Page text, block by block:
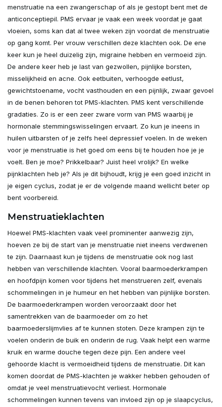
menstruatie na een zwangerschap of als je gestopt bent met de
anticonceptiepil. PMS ervaar je vaak een week voordat je gaat
vloeien, soms kan dat al twee weken zijn voordat de menstruatie
op gang komt. Per vrouw verschillen deze klachten ook. De ene
keer kun je heel duizelig zijn, migraine hebben en vermoeid zijn.
De andere keer heb je last van gezwollen, pijnlijke borsten,
misselijkheid en acne. Ook eetbuiten, verhoogde eetlust,
gewichtstoename, vocht vasthouden en een pijnlijk, zwaar gevoel
in de benen behoren tot PMS-klachten. PMS kent verschillende
gradaties. Zo is er een zeer zware vorm van PMS waarbij je
hormonale stemmingswisselingen ervaart. Zo kun je ineens in
huilen uitbarsten of je zelfs heel depressief voelen. In de weken
voor je menstruatie is het goed om eens bij te houden hoe je je
voelt. Ben je moe? Prikkelbaar? Juist heel vrolijk? En welke
pijnklachten heb je? Als je dit bijhoudt, krijg je een goed inzicht in
je eigen cyclus, zodat je er de volgende maand wellicht beter op
bent voorbereid.
Menstruatieklachten
Hoewel PMS-klachten vaak veel prominenter aanwezig zijn,
hoeven ze bij de start van je menstruatie niet ineens verdwenen
te zijn. Daarnaast kun je tijdens de menstruatie ook nog last
hebben van verschillende klachten. Vooral baarmoederkrampen
en hoofdpijn komen voor tijdens het menstrueren zelf, evenals
schommelingen in je humeur en het hebben van pijnlijke borsten.
De baarmoederkrampen worden veroorzaakt door het
samentrekken van de baarmoeder om zo het
baarmoederslijmvlies af te kunnen stoten. Deze krampen zijn te
voelen onderin de buik en onderin de rug. Vaak helpt een warme
kruik en warme douche tegen deze pijn. Een andere veel
gehoorde klacht is vermoeidheid tijdens de menstruatie. Dit kan
komen doordat de PMS-klachten je wakker hebben gehouden of
omdat je veel menstruatievocht verliest. Hormonale
schommelingen kunnen tevens van invloed zijn op je slaapcyclus,